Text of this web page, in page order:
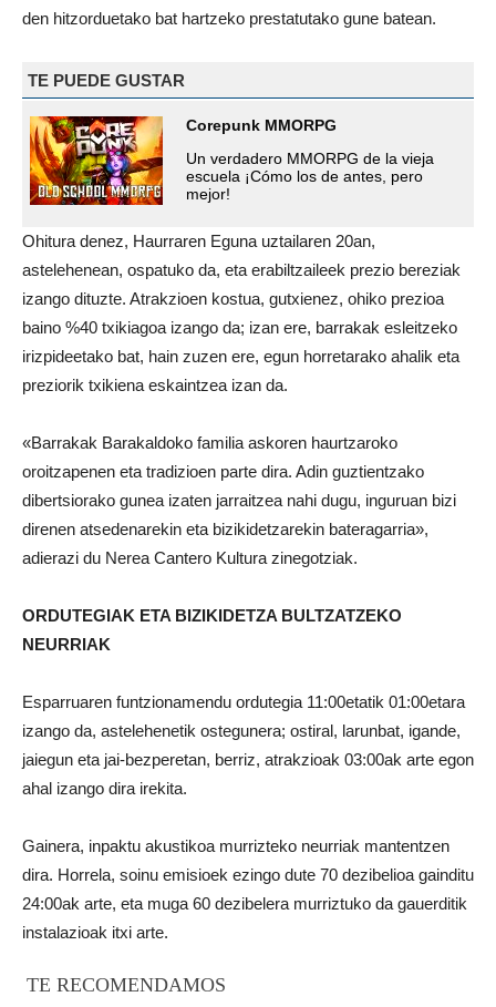
den hitzorduetako bat hartzeko prestatutako gune batean.
TE PUEDE GUSTAR
Corepunk MMORPG
Un verdadero MMORPG de la vieja
escuela ¡Cómo los de antes, pero
mejor!
Ohitura denez, Haurraren Eguna uztailaren 20an,
astelehenean, ospatuko da, eta erabiltzaileek prezio bereziak
izango dituzte. Atrakzioen kostua, gutxienez, ohiko prezioa
baino %40 txikiagoa izango da; izan ere, barrakak esleitzeko
irizpideetako bat, hain zuzen ere, egun horretarako ahalik eta
preziorik txikiena eskaintzea izan da.
«Barrakak Barakaldoko familia askoren haurtzaroko
oroitzapenen eta tradizioen parte dira. Adin guztientzako
dibertsiorako gunea izaten jarraitzea nahi dugu, inguruan bizi
direnen atsedenarekin eta bizikidetzarekin bateragarria»,
adierazi du Nerea Cantero Kultura zinegotziak.
ORDUTEGIAK ETA BIZIKIDETZA BULTZATZEKO
NEURRIAK
Esparruaren funtzionamendu ordutegia 11:00etatik 01:00etara
izango da, astelehenetik ostegunera; ostiral, larunbat, igande,
jaiegun eta jai-bezperetan, berriz, atrakzioak 03:00ak arte egon
ahal izango dira irekita.
Gainera, inpaktu akustikoa murrizteko neurriak mantentzen
dira. Horrela, soinu emisioek ezingo dute 70 dezibelioa gainditu
24:00ak arte, eta muga 60 dezibelera murriztuko da gauerditik
instalazioak itxi arte.
TE RECOMENDAMOS